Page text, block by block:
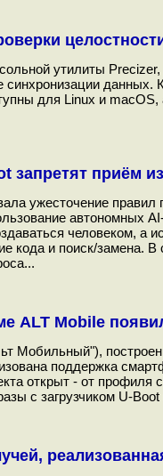
утилиты
данных.
для Linux и
запретят приём
ужесточение
автономных
человеком, а
кода и поиск/замена.
ALT Mobile
Мобильный"),
поддержка
открыт - от
с загрузчиком U-